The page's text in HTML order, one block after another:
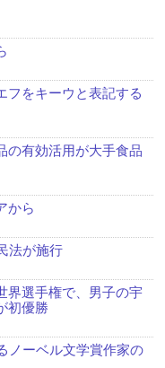
フをキーウと表記する
の有効活用が大手食品
から
法が施行
界選手権で、男子の宇
初優勝
ノーベル文学賞作家の